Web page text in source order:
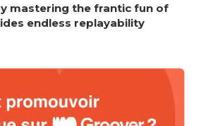
mastering the frantic fun of
endless replayability